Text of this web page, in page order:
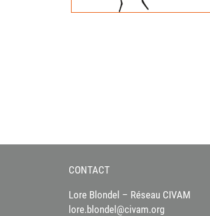
CONTACT
Lore Blondel – Réseau CIVAM
lore.blondel@civam.org